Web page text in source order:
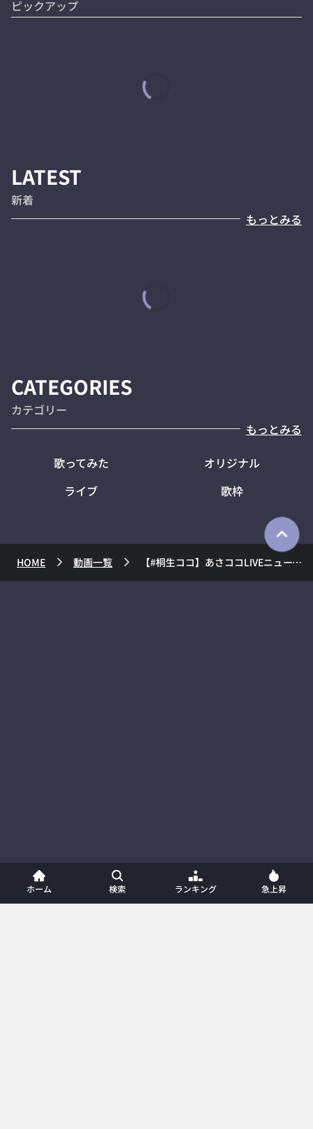
ピックアップ
LATEST
新着
もっとみる
CATEGORIES
カテゴリー
もっとみる
歌ってみた
オリジナル
ライブ
歌枠
HOME 動画一覧 【#桐生ココ】あさココLIVEニュース！5月15日【#ココここ】
ホーム 検索 ランキング 急上昇